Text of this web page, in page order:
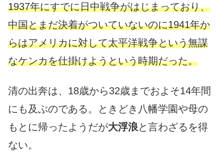
1937年にすでに日中戦争がはじまっており、
中国とまだ決着がついていないのに1941年か
らはアメリカに対して太平洋戦争という無謀
なケンカを仕掛けようという時期だった。
清の出奔は、18歳から32歳までおよそ14年間
にも及ぶのである。ときどき八幡学園や母の
もとに帰ったようだが大浮浪と言わざるを得
ない。